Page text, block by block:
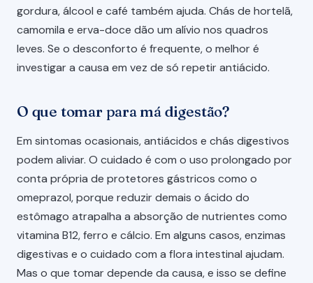
gordura, álcool e café também ajuda. Chás de hortelã,
camomila e erva-doce dão um alívio nos quadros
leves. Se o desconforto é frequente, o melhor é
investigar a causa em vez de só repetir antiácido.
O que tomar para má digestão?
Em sintomas ocasionais, antiácidos e chás digestivos
podem aliviar. O cuidado é com o uso prolongado por
conta própria de protetores gástricos como o
omeprazol, porque reduzir demais o ácido do
estômago atrapalha a absorção de nutrientes como
vitamina B12, ferro e cálcio. Em alguns casos, enzimas
digestivas e o cuidado com a flora intestinal ajudam.
Mas o que tomar depende da causa, e isso se define